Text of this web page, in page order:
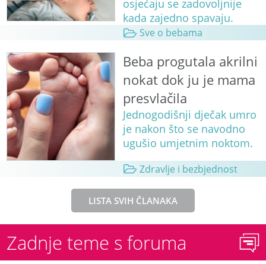
osjećaju se zadovoljnije
kada zajedno spavaju.
Sve o bebama
Beba progutala akrilni
nokat dok ju je mama
presvlačila
Jednogodišnji dječak umro
je nakon što se navodno
ugušio umjetnim noktom.
Zdravlje i bezbjednost
LISTA SVIH ČLANAKA
Zadnje teme s foruma